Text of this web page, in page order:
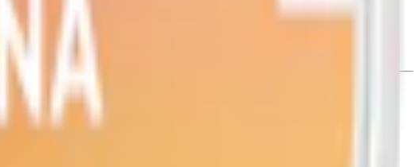
läppen. Slimformatet innebär att prillan är smalare än "large portion" men
ger en jämn nikotinleverans över tid.
och sötningsmedel. Se exakta e-nummer i innehållsförteckningen ovan.